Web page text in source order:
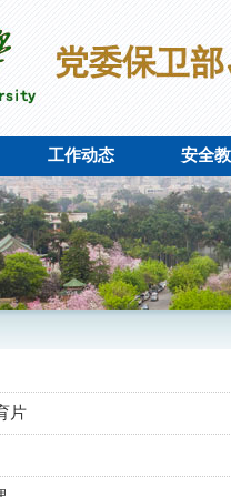
工作动态 安全
片